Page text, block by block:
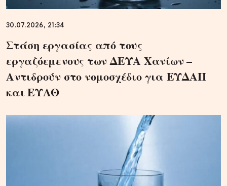
30.07.2026, 21:34
Στάση εργασίας από τους
εργαζόεμενους των ΔΕΥΑ Χανίων –
Αντιδρούν στο νομοσχέδιο για ΕΥΔΑΠ
και ΕΥΑΘ